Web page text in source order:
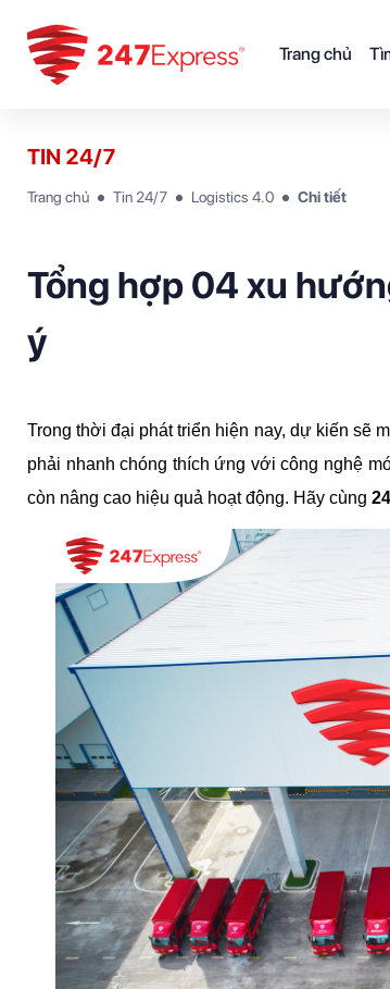
Trang chủ
TIN 24/7
Trang chủ Tin 24/7 Logistics 4.0 Chi tiết
Tổng hợp 04 xu
ý
Trong thời đại phát triển hiện nay, dự kiến sẽ
phải nhanh chóng thích ứng với công nghệ
còn nâng cao hiệu quả hoạt động. Hãy cùng